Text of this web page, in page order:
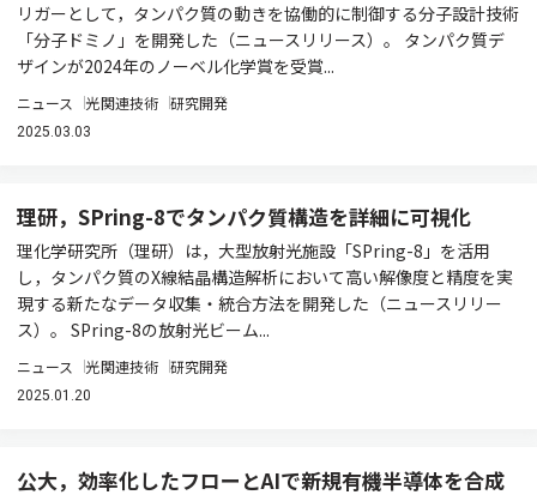
リガーとして，タンパク質の動きを協働的に制御する分子設計技術
「分子ドミノ」を開発した（ニュースリリース）。 タンパク質デ
ザインが2024年のノーベル化学賞を受賞...
ニュース 光関連技術 研究開発
2025.03.03
理研，SPring-8でタンパク質構造を詳細に可視化
理化学研究所（理研）は，大型放射光施設「SPring-8」を活用
し，タンパク質のX線結晶構造解析において高い解像度と精度を実
現する新たなデータ収集・統合方法を開発した（ニュースリリー
ス）。 SPring-8の放射光ビーム...
ニュース 光関連技術 研究開発
2025.01.20
公大，効率化したフローとAIで新規有機半導体を合成